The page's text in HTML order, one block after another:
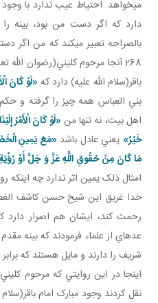
مي خواهد. احتياط عيب ندارد با
دارد که اگر دست من بود، بينه
268 آنجا مرحوم کليني(رضوان
باقر(سلام الله عليه) دارد که «لَوْ كَانَ
بني العباس همه چيز را گرفته و حکم
اهل بيت، نه تنها من «لَوْ كَانَ الْأَمْرُ
خَيْرٌ» يعني عادل باشد «مَعَ يَمِينِ
مَا كَانَ مِنْ حُقُوقِ اللَّهِ عَزَّ وَ جَلَّ أَوْ رُؤْيَةِ
امثال ذلک يمين اثر ندارد چه اينکه
خدا غريق اين شيخ حسن کاشف
رحمت کند، ايشان هم اصرار
عده اي از علماء فرمودند که بينه
شريف را دارند و مايل هستند که
اينجا در اين روايتي که مرحوم
نقل کردند وجود مبارک امام باقر(سلام